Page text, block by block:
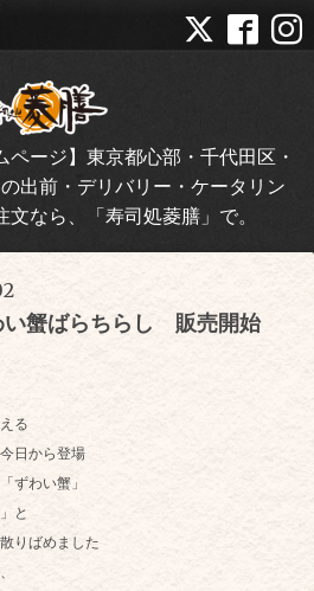
ページ】東京都心部・千代田区・
出前・デリバリー・ケータリン
なら、「寿司処菱膳」で。
蟹ばらちらし 販売開始
る
日から登場
ずわい蟹」
と
りばめました